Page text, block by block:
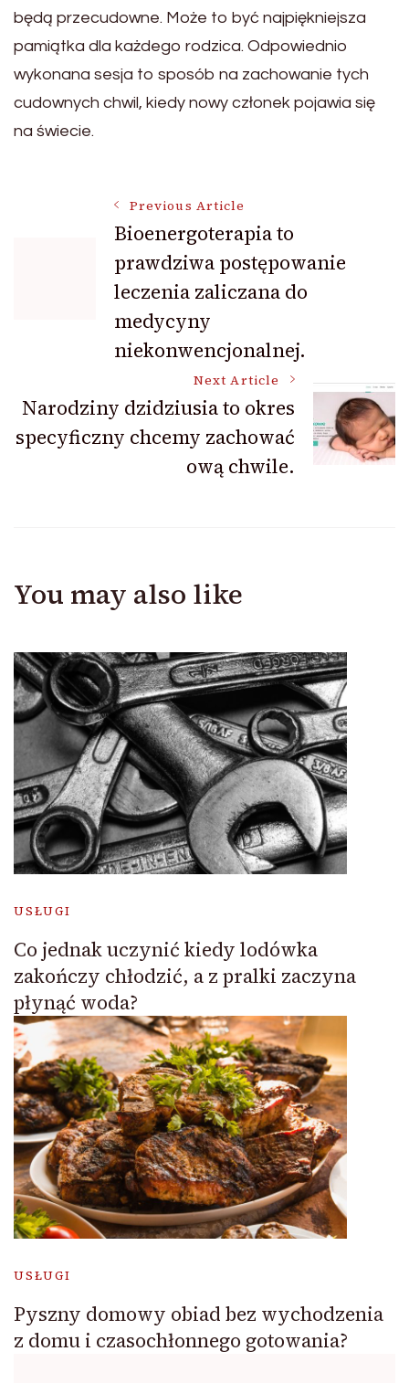
będą przecudowne. Może to być najpiękniejsza
pamiątka dla każdego rodzica. Odpowiednio
wykonana sesja to sposób na zachowanie tych
cudownych chwil, kiedy nowy członek pojawia się
na świecie.
Navigation
Previous Article
Bioenergoterapia to
prawdziwa postępowanie
leczenia zaliczana do
medycyny
niekonwencjonalnej.
Next Article
Narodziny dzidziusia to okres
specyficzny chcemy zachować
ową chwile.
You may also like
USŁUGI
Co jednak uczynić kiedy lodówka
zakończy chłodzić, a z pralki zaczyna
płynąć woda?
USŁUGI
Pyszny domowy obiad bez wychodzenia
z domu i czasochłonnego gotowania?